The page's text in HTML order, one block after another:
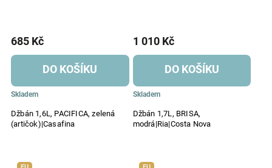
Džbán 1,6L, PACIFICA, zelená
(artičok)|Casafina
Skladem
685 Kč
DO KOŠÍKU
Džbán 1,7L, BRISA,
modrá|Ria|Costa Nova
Skladem
1 010 Kč
DO KOŠÍKU